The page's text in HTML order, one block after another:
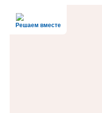
Решаем вместе